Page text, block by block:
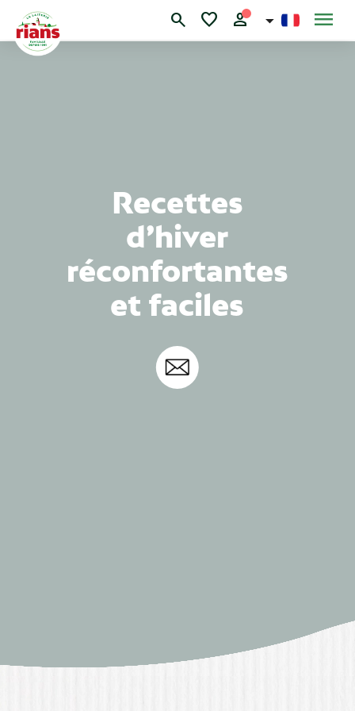
content
search favorite person menu
Recettes
d’hiver
réconfortantes
et faciles